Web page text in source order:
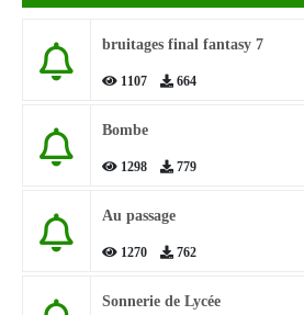
bruitages final fantasy 7
1107 664
Bombe
1298 779
Au passage
1270 762
Sonnerie de Lycée